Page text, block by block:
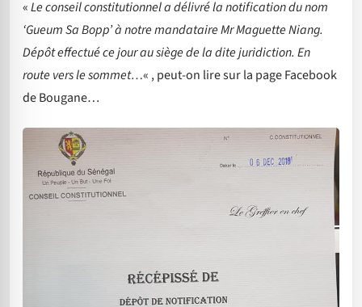
«Le conseil constitutionnel a délivré la notification du nom
‘Gueum Sa Bopp’ à notre mandataire Mr Maguette Niang.
Dépôt effectué ce jour au siège de la dite juridiction. En
route vers le sommet…« , peut-on lire sur la page Facebook
de Bougane…